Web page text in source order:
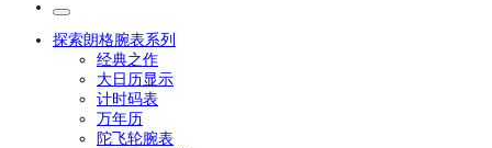
探索朗格腕表系列
经典之作
大日历显示
计时码表
万年历
陀飞轮腕表